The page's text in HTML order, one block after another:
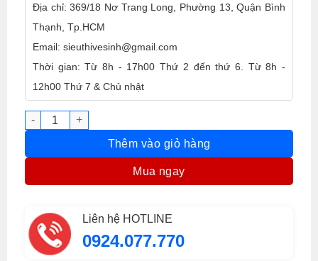
Địa chỉ: 369/18 Nơ Trang Long, Phường 13, Quận Bình
Thạnh, Tp.HCM
Email: sieuthivesinh@gmail.com
Thời gian: Từ 8h - 17h00 Thứ 2 đến thứ 6. Từ 8h -
12h00 Thứ 7 & Chủ nhật
Siêu tẩy dầu mỡ Zippro 5 Lít số lượng
Thêm vào giỏ hàng
Mua ngay
Liên hệ HOTLINE
0924.077.770